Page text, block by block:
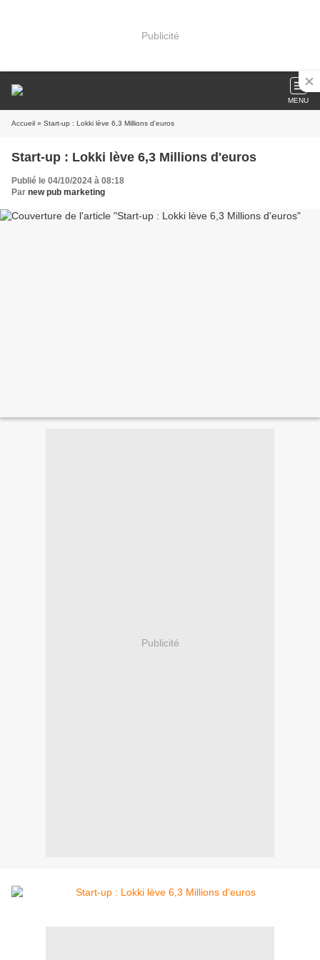
Publicité
MENU
Accueil » Start-up : Lokki lève 6,3 Millions d'euros
Start-up : Lokki lève 6,3 Millions d'euros
Publié le 04/10/2024 à 08:18
Par new pub marketing
Publicité